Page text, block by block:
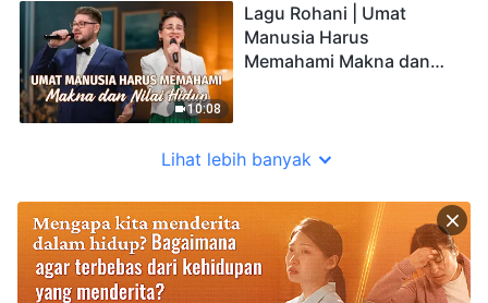
10:08
Lagu Rohani | Umat
Manusia Harus
Memahami Makna dan
Lihat lebih banyak